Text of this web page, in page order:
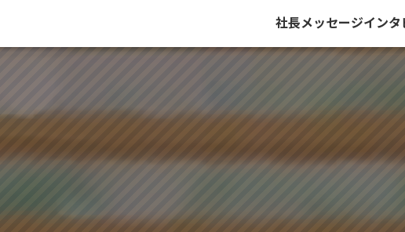
社長メッセージインタ
ビュー
エンジニアチームインタビュー
N1!制度 キャリアアップ支援 社内交流
キャリア採用 キャリア登録 アルバイト採用 障がい者